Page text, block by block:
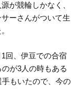
が競輪しかなく、
ーさんがついて生
回、伊豆での合宿
が3人の時もある
もいたので、今の